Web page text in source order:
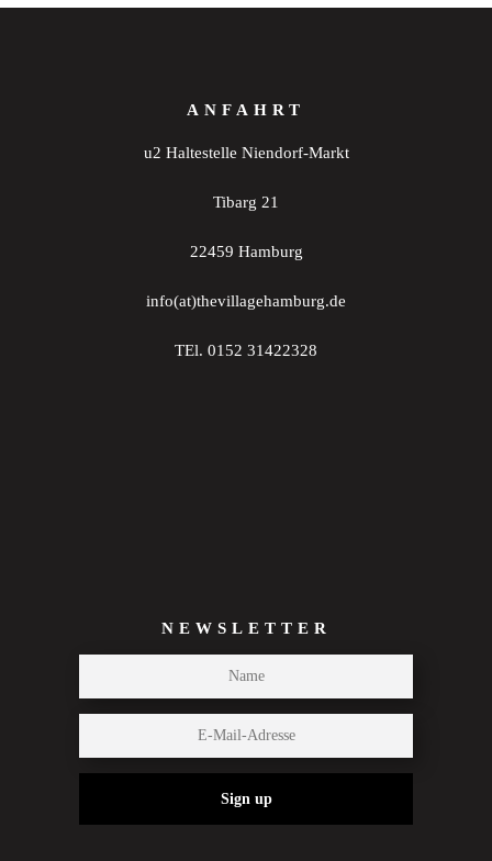
ANFAHRT
u2 Haltestelle Niendorf-Markt
Tibarg 21
22459 Hamburg
info(at)thevillagehamburg.de
TEl. 0152 31422328
NEWSLETTER
Sign up